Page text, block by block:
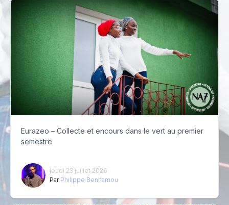
Eurazeo – Collecte et encours dans le vert au premier
semestre
jeudi 23 juillet 2026
Par Philippe Benhamou